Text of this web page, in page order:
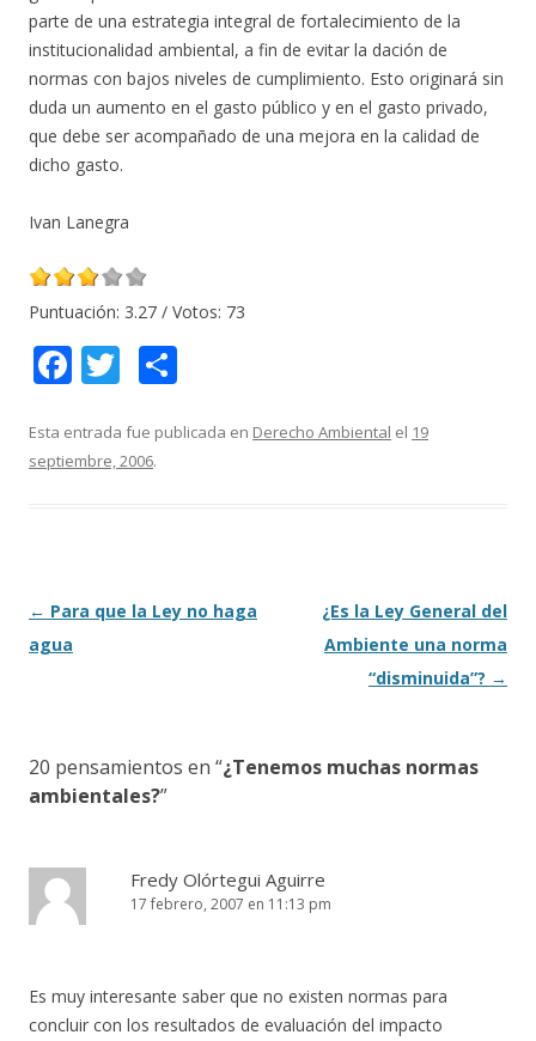
parte de una estrategia integral de fortalecimiento de la
institucionalidad ambiental, a fin de evitar la dación de
normas con bajos niveles de cumplimiento. Esto originará sin
duda un aumento en el gasto público y en el gasto privado,
que debe ser acompañado de una mejora en la calidad de
dicho gasto.
Ivan Lanegra
Puntuación: 3.27 / Votos: 73
F
e
b
k
T
itt
er
m
r
Esta entrada fue publicada en Derecho Ambiental el 19
septiembre, 2006.
Navegación
de
← Para que la Ley no haga
agua
¿Es la Ley General del
Ambiente una norma
“disminuida”? →
20 pensamientos en “¿Tenemos muchas normas
ambientales?”
Fredy Olórtegui Aguirre
17 febrero, 2007 en 11:13 pm
Es muy interesante saber que no existen normas para
concluir con los resultados de evaluación del impacto